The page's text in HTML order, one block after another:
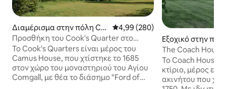
Διαμέρισμα στην πόλη Col
eraine
Μέση βαθμολογία: 4,99 στα 5,
4,99 (280)
Προσθήκη του Cook's Quarter στο
γοητευτικό σπίτι του Καμύ
Το Cook's Quarters είναι μέρος του
Camus House, που χτίστηκε το 1685
στον χώρο του μοναστηριού του Αγίου
Comgall, με θέα το διάσημο "Ford of
Εξοχικό στην
ay Coast and
The Coach
Το Coach House,
κτίριο, μέρος
ακινήτου που